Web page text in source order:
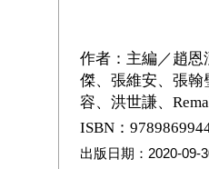
作者： 主編／趙恩
傑、張維安、張
容、洪世謙、
ISBN：
出版日期： 2020-09-